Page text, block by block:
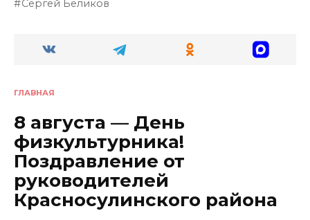
Сергей Беликов
ГЛАВНАЯ
8 августа — День
физкультурника!
Поздравление от
руководителей
Красносулинского района